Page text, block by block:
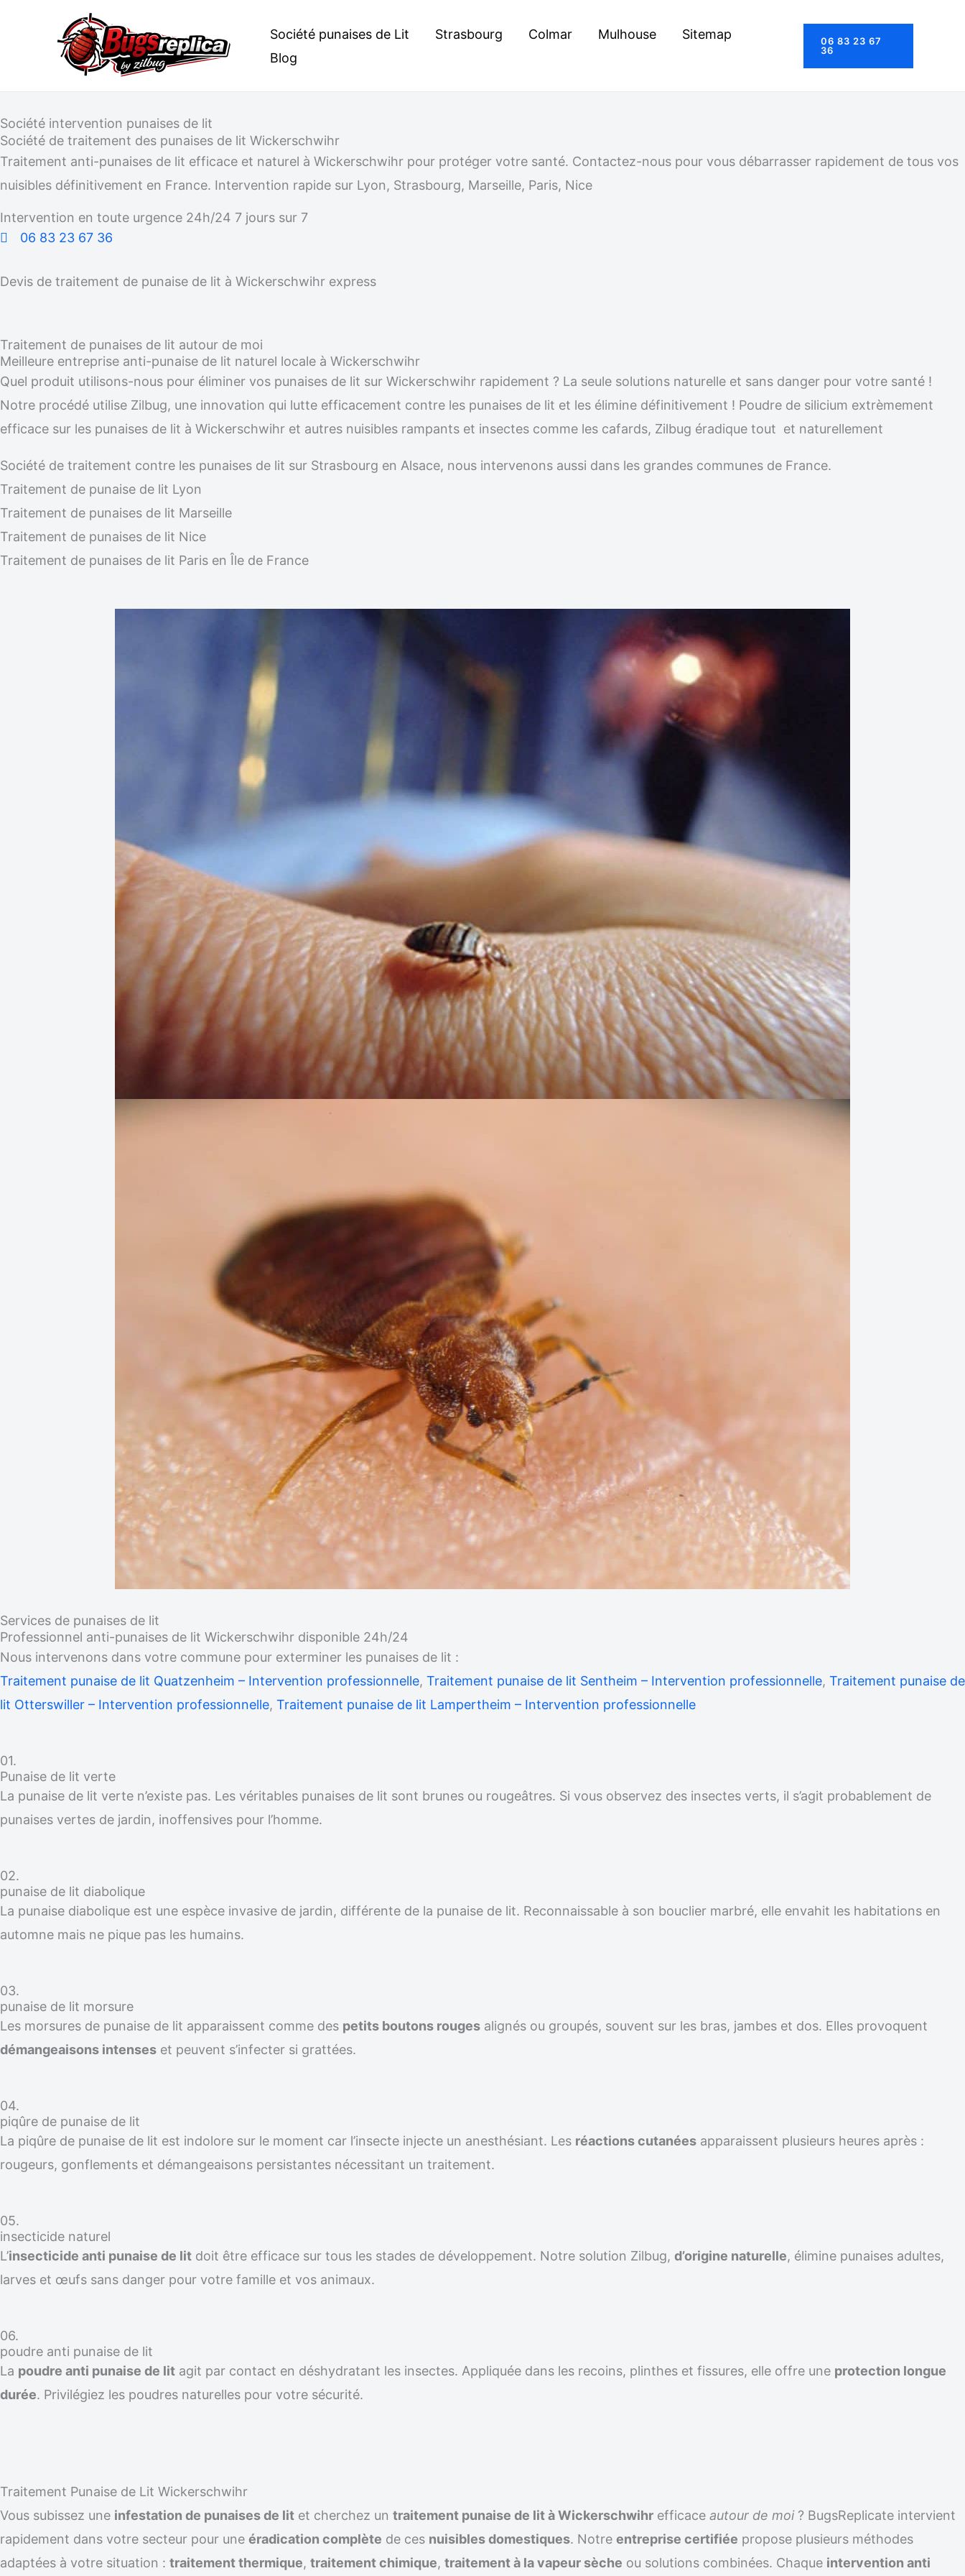
Société punaises de Lit Strasbourg Colmar Mulhouse
Sitemap
Blog
06 83 23 67
36
Société intervention punaises de lit
Société de traitement des punaises de lit Wickerschwihr
Traitement anti-punaises de lit efficace et naturel à Wickerschwihr pour protéger votre santé. Contactez-nous pour vous débarrasser rapidement de tous vos
nuisibles définitivement en France. Intervention rapide sur Lyon, Strasbourg, Marseille, Paris, Nice
Intervention en toute urgence 24h/24 7 jours sur 7
06 83 23 67 36
Devis de traitement de punaise de lit à Wickerschwihr express
Traitement de punaises de lit autour de moi
Meilleure entreprise anti-punaise de lit naturel locale à Wickerschwihr
Quel produit utilisons-nous pour éliminer vos punaises de lit sur Wickerschwihr rapidement ? La seule solutions naturelle et sans danger pour votre santé !
Notre procédé utilise Zilbug, une innovation qui lutte efficacement contre les punaises de lit et les élimine définitivement ! Poudre de silicium extrèmement
efficace sur les punaises de lit à Wickerschwihr et autres nuisibles rampants et insectes comme les cafards, Zilbug éradique tout et naturellement
Société de traitement contre les punaises de lit sur Strasbourg en Alsace, nous intervenons aussi dans les grandes communes de France.
Traitement de punaise de lit Lyon
Traitement de punaises de lit Marseille
Traitement de punaises de lit Nice
Traitement de punaises de lit Paris en Île de France
Services de punaises de lit
Professionnel anti-punaises de lit Wickerschwihr disponible 24h/24
Nous intervenons dans votre commune pour exterminer les punaises de lit :
Traitement punaise de lit Quatzenheim – Intervention professionnelle, Traitement punaise de lit Sentheim – Intervention professionnelle, Traitement punaise de
lit Otterswiller – Intervention professionnelle, Traitement punaise de lit Lampertheim – Intervention professionnelle
01.
Punaise de lit verte
La punaise de lit verte n’existe pas. Les véritables punaises de lit sont brunes ou rougeâtres. Si vous observez des insectes verts, il s’agit probablement de
punaises vertes de jardin, inoffensives pour l’homme.
02.
punaise de lit diabolique
La punaise diabolique est une espèce invasive de jardin, différente de la punaise de lit. Reconnaissable à son bouclier marbré, elle envahit les habitations en
automne mais ne pique pas les humains.
03.
punaise de lit morsure
Les morsures de punaise de lit apparaissent comme des petits boutons rouges alignés ou groupés, souvent sur les bras, jambes et dos. Elles provoquent
démangeaisons intenses et peuvent s’infecter si grattées.
04.
piqûre de punaise de lit
La piqûre de punaise de lit est indolore sur le moment car l’insecte injecte un anesthésiant. Les réactions cutanées apparaissent plusieurs heures après :
rougeurs, gonflements et démangeaisons persistantes nécessitant un traitement.
05.
insecticide naturel
L’insecticide anti punaise de lit doit être efficace sur tous les stades de développement. Notre solution Zilbug, d’origine naturelle, élimine punaises adultes,
larves et œufs sans danger pour votre famille et vos animaux.
06.
poudre anti punaise de lit
La poudre anti punaise de lit agit par contact en déshydratant les insectes. Appliquée dans les recoins, plinthes et fissures, elle offre une protection longue
durée. Privilégiez les poudres naturelles pour votre sécurité.
Traitement Punaise de Lit Wickerschwihr
Vous subissez une infestation de punaises de lit et cherchez un traitement punaise de lit à Wickerschwihr efficace autour de moi? BugsReplicate intervient
rapidement dans votre secteur pour une éradication complète de ces nuisibles domestiques. Notre entreprise certifiée propose plusieurs méthodes
adaptées à votre situation : traitement thermique, traitement chimique, traitement à la vapeur sèche ou solutions combinées. Chaque intervention anti